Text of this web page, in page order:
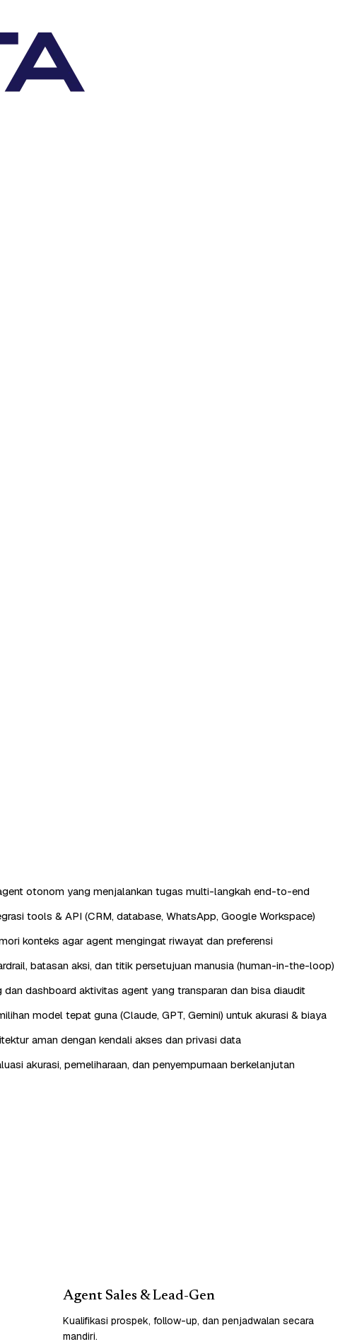
otonom yang menjalankan tugas multi-langkah end-to-end
tools & API (CRM, database, WhatsApp, Google Workspace)
konteks agar agent mengingat riwayat dan preferensi
batasan aksi, dan titik persetujuan manusia (human-in-the-loop)
dan dashboard aktivitas agent yang transparan dan bisa diaudit
model tepat guna (Claude, GPT, Gemini) untuk akurasi & biaya
aman dengan kendali akses dan privasi data
akurasi, pemeliharaan, dan penyempurnaan berkelanjutan
Agent Sales & Lead-Gen
Kualifikasi prospek, follow-up, dan penjadwalan secara
mandiri.